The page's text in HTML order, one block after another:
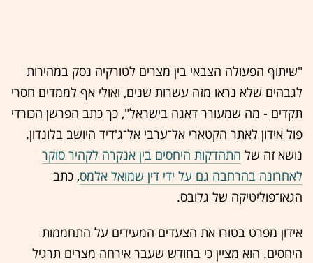
"שיתוף הפעולה הצבאי בין מצרים לטורקיה נסק במהירות
לגבהים שלא נראו מזה עשרות שנים, ואולי אף לממדים חסרי
תקדים - מה שמעורר דאגה בישראל", כך כתב הפרשן הכורדי
פול אידון לאתר הקטארי אל־ערבי אל־ג'דיד היושב בלונדון.
נושא זה של התהדקות היחסים בין אנקרה לקהיר סוקר
לאחרונה בהרחבה גם על ידי דין שמואל אלמס, כתב
הגאו־פוליטיקה של גלובס.
אידון מפרט בטורו את הצעדים המעידים על התחממות
היחסים. הוא מציין כי בחודש שעבר אירחה מצרים תרגיל